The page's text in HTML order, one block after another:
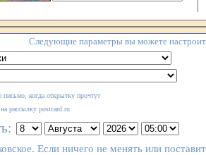
Следующие параметры вы можете
письмо, когда открытку прочтут
рассылку postcard.ru
Если ничего не менять или